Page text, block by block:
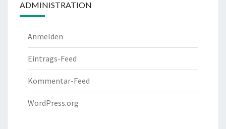
ADMINISTRATION
Anmelden
Eintrags-Feed
Kommentar-Feed
WordPress.org